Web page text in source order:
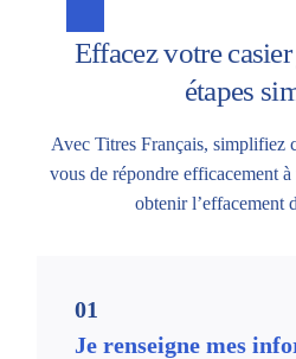
Effacez votre
étapes
Avec Titres Français, simplifiez
vous de répondre efficacement
obtenirl’effacement
01
Je renseigne mes